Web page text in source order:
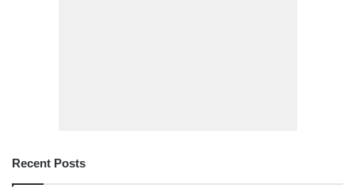
Recent Posts